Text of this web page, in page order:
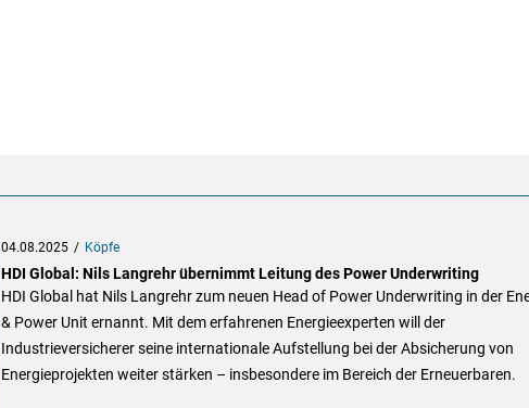
04.08.2025 Köpfe
HDI Global: Nils Langrehr übernimmt Leitung des Power Underwriting
HDI Global hat Nils Langrehr zum neuen Head of Power Underwriting in der
& Power Unit ernannt. Mit dem erfahrenen Energieexperten will der
Industrieversicherer seine internationale Aufstellung bei der Absicherung von
Energieprojekten weiter stärken – insbesondere im Bereich der Erneuerbaren.